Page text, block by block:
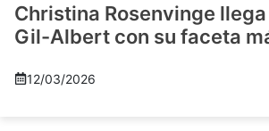
Christina Rosenvinge
Gil-Albert con su faceta
12/03/2026